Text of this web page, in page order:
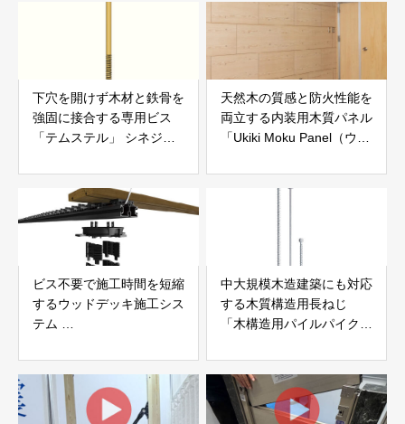
下穴を開けず木材と鉄骨を
強固に接合する専用ビス
「テムステル」 シネジッ
天然木の質感と防火性能を
両立する内装用木質パネル
「Ukiki Moku Panel（ウキ
社サンパテック
ビス不要で施工時間を短縮
するウッドデッキ施工シス
テム
JAPAN
中大規模木造建築にも対応
する木質構造用長ねじ
「木構造用パイルパイクビ